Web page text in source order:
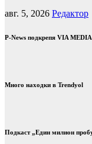
авг. 5, 2026 Редактор
P-News подкрепя VIA MEDIA
Много находки в Trendyol
Подкаст „Един милион